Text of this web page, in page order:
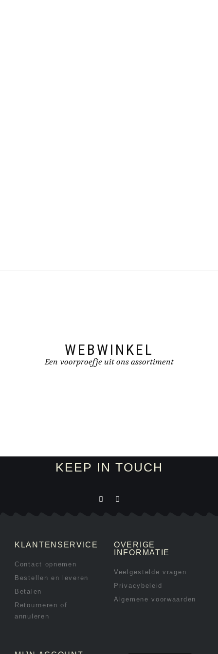
WEBWINKEL
Een voorproefje uit ons assortiment
KEEP IN TOUCH
KLANTENSERVICE
Contact opnemen
Bestellen en leveren
Betalen
Retourneren of
annuleren
OVERIGE
INFORMATIE
Veelgestelde vragen
Privacybeleid
Algemene voorwaarden